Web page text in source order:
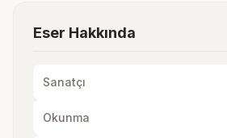
Eser Hakkında
Sanatçı
Okunma